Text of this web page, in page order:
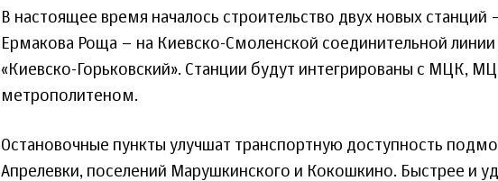
В настоящее время началось строительство двух новых
Ермакова Роща – на Киевско-Смоленской соединительной
«Киевско-Горьковский». Станции будут интегрированы с МЦК,
метрополитеном.
Остановочные пункты улучшат транспортную доступность
Апрелевки, поселений Марушкинского и Кокошкино. Быстрее и